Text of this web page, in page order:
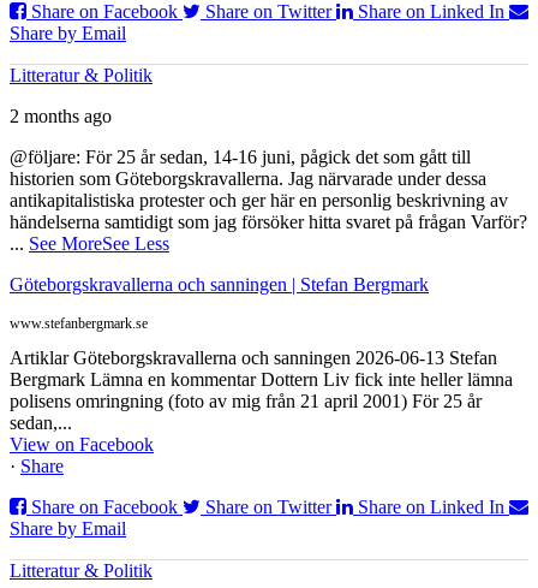
Share on Facebook
Share on Twitter
Share on Linked In
Share by Email
Litteratur & Politik
2 months ago
@följare: För 25 år sedan, 14-16 juni, pågick det som gått till
historien som Göteborgskravallerna. Jag närvarade under dessa
antikapitalistiska protester och ger här en personlig beskrivning av
händelserna samtidigt som jag försöker hitta svaret på frågan Varför?
... See MoreSee Less
Göteborgskravallerna och sanningen | Stefan Bergmark
www.stefanbergmark.se
Artiklar Göteborgskravallerna och sanningen 2026-06-13 Stefan
Bergmark Lämna en kommentar Dottern Liv fick inte heller lämna
polisens omringning (foto av mig från 21 april 2001) För 25 år
sedan,...
View on Facebook
· Share
Share on Facebook
Share on Twitter
Share on Linked In
Share by Email
Litteratur & Politik